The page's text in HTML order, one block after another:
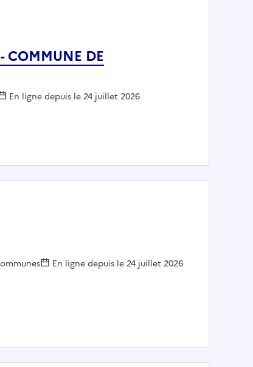
DE
En ligne depuis le 24 juillet 2026
- COMMUNE DE PEYREHORADE
: En ligne depuis le 24 juillet 2026